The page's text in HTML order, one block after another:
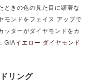
ときの色の見た目に顕著な
モンドをフェイス アップで
ッターがダイヤモンドをカ
GIAイエロー ダイヤモンド
リング